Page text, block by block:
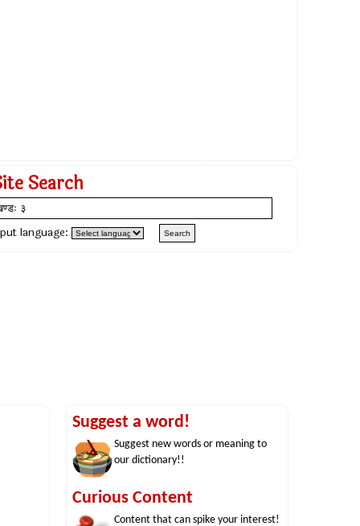
Search
language:
Suggest a word!
Suggest new words or meaning to
our dictionary!!
Curious Content
Content that can spike your interest!